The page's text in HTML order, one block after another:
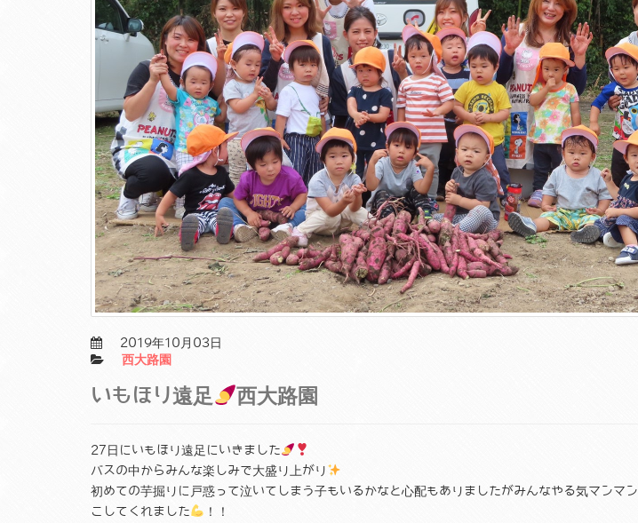
2019年10月03日
西大路園
いもほり遠足 西大路園
27日にいもほり遠足にいきました
バスの中からみんな楽しみで大盛り上がり
初めての芋掘りに戸惑って泣いてしまう子もいるかなと心配もありましたがみんなやる気マンマン
こしてくれました
！！